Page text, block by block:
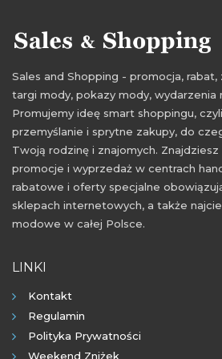
okazje na ciuchy damskie oferty
promocje 2021 rabaty 2021
promocje listopad 2021 rabaty
zniżki listopad 2021
Sales and Shopping - promocja, rabat,
targi mody, pokazy mody, wydarzenia
Promujemy ideę smart shoppingu,
przemyślanie i sprytne zakupy, do
Twoją rodzinę i znajomych.
promocje i wyprzedaż w centrach
rabatowe i oferty specjalne
sklepach internetowych, a także
modowe w całej Polsce.
LINKI
Kontakt
Regulamin
Polityka Prywatności
Weekend Zniżek